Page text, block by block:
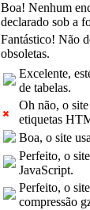
Boa! Nenhum
declarado sob a
Fantástico! Não
obsoletas.
Excelente,
de tabelas.
Oh não, o
etiquetas
Boa, o site
Perfeito, o
JavaScript.
Perfeito, o
compressão